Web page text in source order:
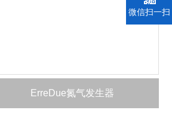
ErreDue氮气发生器
微信扫一扫